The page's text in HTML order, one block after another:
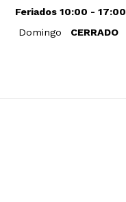
Feriados 10:00 - 17:00
Domingo
CERRADO